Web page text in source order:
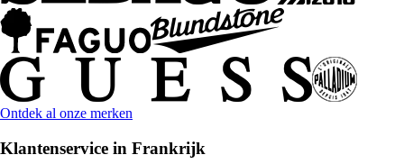
Ontdek al onze merken
Klantenservice in Frankrijk